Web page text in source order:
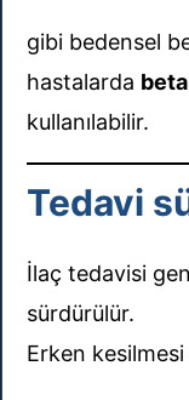
gibi bedensel
hastalarda
kullanılabilir.
Tedavi
İlaç tedavisi
sürdürülür.
Erken